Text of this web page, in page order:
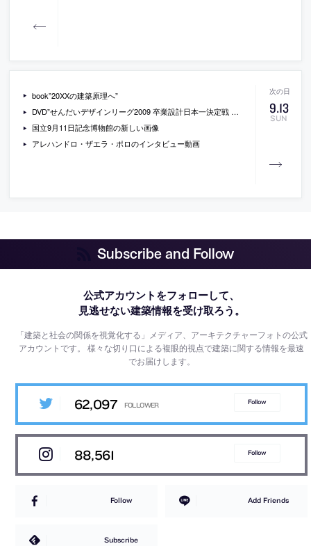
9.13
SUN
book”20XXの建築原理へ”
DVD”せんだいデザインリーグ2009 卒業設計日本一決定戦 僕らと街の未来設計図”
国立9月11日記念博物館の新しい画像
アレハンドロ・ザエラ・ポロのインタビュー動画
Subscribe and Follow
公式アカウントをフォローして、
見逃せない建築情報を受け取ろう。
「建築と社会の関係を視覚化する」メディア、アーキテクチャーフォトの公式
アカウントです。様々な切り口による複眼的視点で建築に関する情報を最速
でお届けします。
62,097 Follow
88,561 Follow
Follow Add Friends
Subscribe